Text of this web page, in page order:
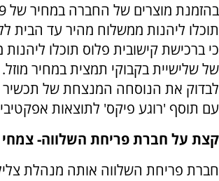
תוכלו ליהנות ממשלוח מהיר עד הבית
כי ברכישת קישובית פלוס תוכלו ליהנות
של שלישיית בקבוקי תמצית במחיר מוזל.
לבדוק את הנוסחה המנצחת של תכשיר
עם תוסף 'רוגע פיקס' לתוצאות
קצת על חברת פריחת השלווה-
חברת פריחת השלווה אותה מנהלת